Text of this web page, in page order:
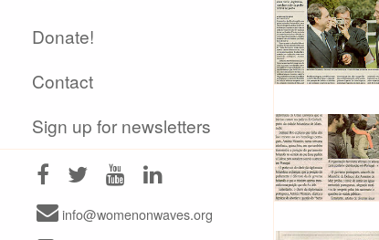
Donate!
Contact
Sign up for newsletters
info@womenonwaves.org